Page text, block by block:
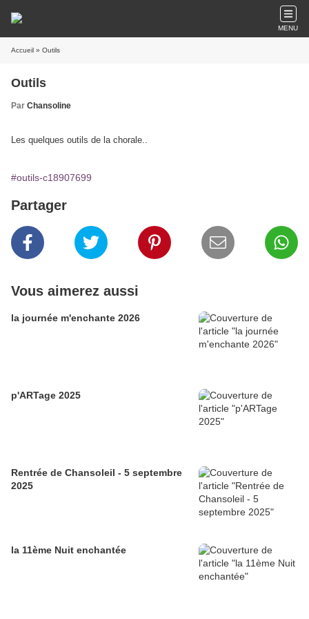
MENU
Accueil » Outils
Outils
Par Chansoline
Les quelques outils de la chorale
#outils-c18907699
Partager
Vous aimerez aussi
la journée m'enchante 2026
p'ARTage 2025
Rentrée de Chansoleil - 5 septembre
2025
la 11ème Nuit enchantée